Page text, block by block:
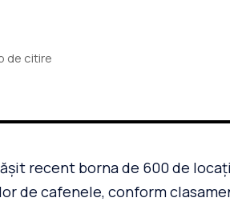
de citire
recent borna de 600 de
de cafenele, conform